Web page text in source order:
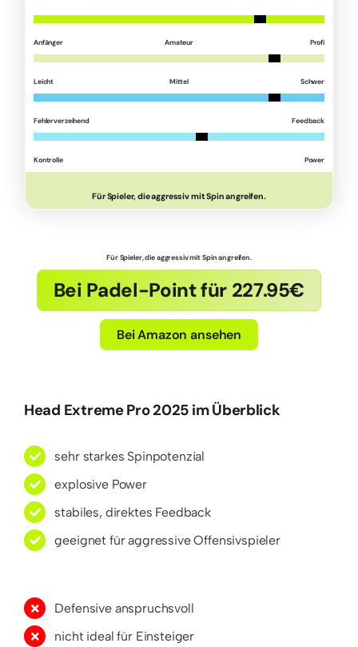
Anfänger Amateur Profi
Leicht Mittel Schwer
Fehlerverzeihend Feedback
Kontrolle Power
Für Spieler, die aggressiv mit Spin angreifen.
Für Spieler, die aggressiv mit Spin angreifen.
Bei Padel-Point für 227.95€
Bei Amazon ansehen
Head Extreme Pro 2025 im Überblick
sehr starkes Spinpotenzial
explosive Power
stabiles, direktes Feedback
geeignet für aggressive Offensivspieler
Defensive anspruchsvoll
nicht ideal für Einsteiger